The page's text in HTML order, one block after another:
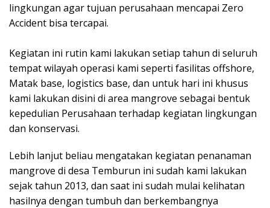
lingkungan agar tujuan perusahaan mencapai Zero
Accident bisa tercapai.
Kegiatan ini rutin kami lakukan setiap tahun di seluruh
tempat wilayah operasi kami seperti fasilitas offshore,
Matak base, logistics base, dan untuk hari ini khusus
kami lakukan disini di area mangrove sebagai bentuk
kepedulian Perusahaan terhadap kegiatan lingkungan
dan konservasi.
Lebih lanjut beliau mengatakan kegiatan penanaman
mangrove di desa Temburun ini sudah kami lakukan
sejak tahun 2013, dan saat ini sudah mulai kelihatan
hasilnya dengan tumbuh dan berkembangnya